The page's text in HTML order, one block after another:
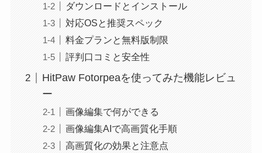
ダウンロードとインストール
対応OSと推奨スペック
料金プランと無料版制限
評判口コミと安全性
HitPaw Fotorpeaを使ってみた機能レビュ
ー
画像編集で何ができる
画像編集AIで高画質化手順
高画質化の効果と注意点